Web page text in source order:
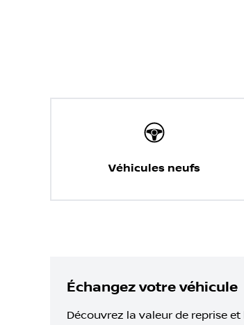
Véhicules neufs
Échangez votre véhicule
Découvrez la valeur de reprise